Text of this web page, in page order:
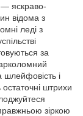
— яскраво-
відома з
леді з
за
шлейфовість і
остаточні штрихи
зіркою